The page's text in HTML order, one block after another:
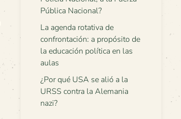
Pública Nacional?
La agenda rotativa de
confrontación: a propósito de
la educación política en las
aulas
¿Por qué USA se alió a la
URSS contra la Alemania
nazi?